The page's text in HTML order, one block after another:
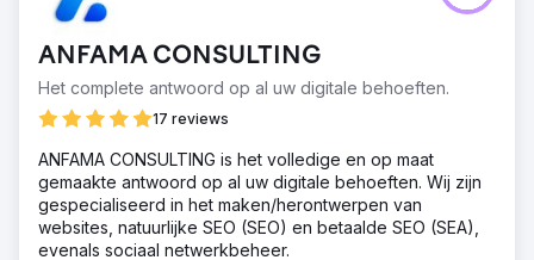
ANFAMA CONSULTING
Het complete antwoord op al uw digitale behoeften.
17 reviews
ANFAMA CONSULTING is het volledige en op maat
gemaakte antwoord op al uw digitale behoeften. Wij zijn
gespecialiseerd in het maken/herontwerpen van
websites, natuurlijke SEO (SEO) en betaalde SEO (SEA),
evenals sociaal netwerkbeheer.